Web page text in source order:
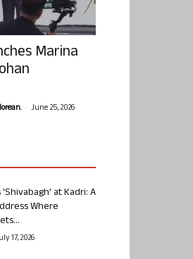
Marina
- June 25, 2026
at Kadri: A
Where
17, 2026